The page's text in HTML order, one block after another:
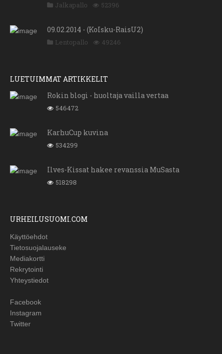
Jalkapallo 52396
09.02.2014 - (KoIsku-RaisU2)
Lentopallo 49246
LUETUIMMAT ARTIKKELIT
Rokin blogi - huoltaja vailla vertaa
546472
KarhuCup kuvina
534299
Ilves-Kissat hakee revanssia MuSasta
518298
URHEILUSUOMI.COM
Käyttöehdot
Tietosuojalauseke
Mediakortti
Rekrytointi
Yhteystiedot
Facebook
Instagram
Twitter